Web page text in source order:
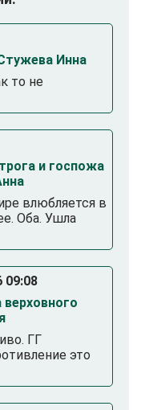
Инна
то не
и госпожа
влюбляется в
Оба. Ушла
09:08
ГГ
это